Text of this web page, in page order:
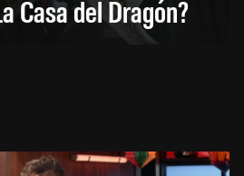
Casa del Dragón?